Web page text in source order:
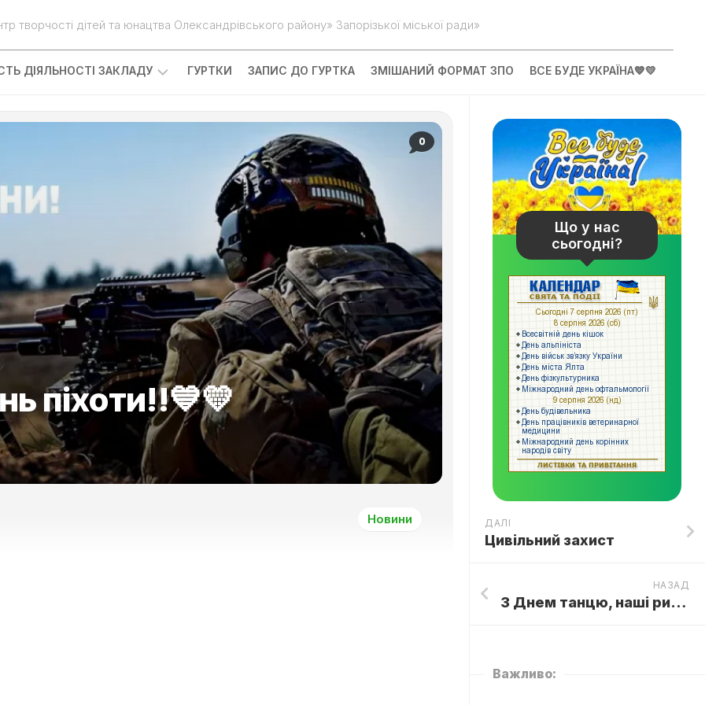
творчості дітей та юнацтва Олександрівського району» Запорізької міської ради»
ДІЯЛЬНОСТІ ЗАКЛАДУ ГУРТКИ ЗАПИС ДО ГУРТКА ЗМІШАНИЙ ФОРМАТ ЗПО ВСЕ БУДЕ УКРАЇНА💙💛
0
піхоти!!💙💛
Новини
Що у нас
сьогодні?
ДАЛІ
Цивільний захист
НАЗАД
З Днем танцю, наші ритмічні зірочки!
Важливо: